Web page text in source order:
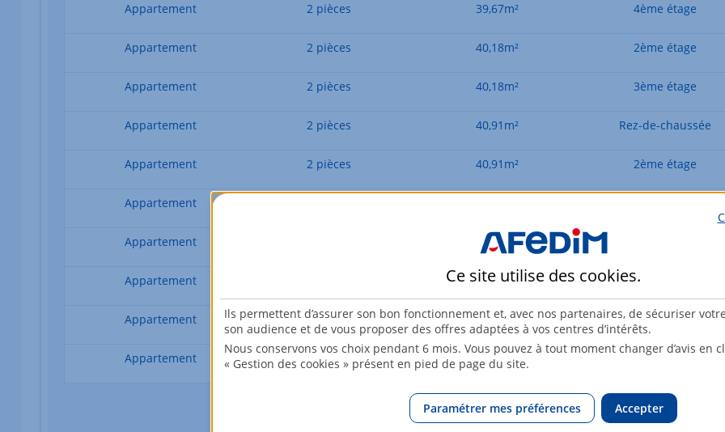
Appartement 2 pièces 39,67m² 4ème étage
Appartement 2 pièces 40,18m² 2ème étage
Appartement 2 pièces 40,18m² 3ème étage
Appartement 2 pièces 40,91m² Rez-de-chaussée
Appartement 2 pièces 40,91m² 2ème étage
Appartement
Appartement 56,08m²
Appartement 58,27m² 1er étage
Appartement 3 pièces 58,74m² 2ème étage
Appartement 3 pièces 58,74m² 3ème étage
Voir les logements suivants
Ce site utilise des cookies.
Ils permettent d’assurer son bon fonctionnement et, avec nos partenaires, de sécuriser
son audience et de vous proposer des offres adaptées à vos centres d’intérêts.
Nous conservons vos choix pendant 6 mois. Vous pouvez à tout moment changer d’avis en
« Gestion des cookies » présent en pied de page du site.
Accepter
Paramétrer mes préférences